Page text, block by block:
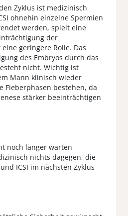
Zyklus ist medizinisch
ohnehin einzelne Spermien
werden, spielt eine
der
geringere Rolle. Das
des Embryos durch das
nicht. Wichtig ist
Mann klinisch wieder
Fieberphasen bestehen, da
stärker beeinträchtigen
noch länger warten
nichts dagegen, die
ICSI im nächsten Zyklus